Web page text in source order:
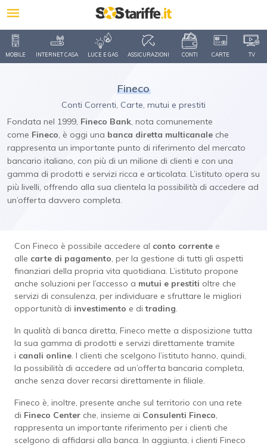
MOBILE INTERNET CASA LUCE E GAS ASSICURAZIONI CONTI CARTE TV
Fineco
Conti Correnti, Carte, mutui e prestiti
Fondata nel 1999, Fineco Bank, nota comunemente
come Fineco, è oggi una banca diretta multicanale che
rappresenta un importante punto di riferimento del mercato
bancario italiano, con più di un milione di clienti e con una
gamma di prodotti e servizi ricca e articolata. L’istituto opera su
più livelli, offrendo alla sua clientela la possibilità di accedere ad
un’offerta davvero completa.
Con Fineco è possibile accedere al conto corrente e
alle carte di pagamento, per la gestione di tutti gli aspetti
finanziari della propria vita quotidiana. L’istituto propone
anche soluzioni per l’accesso a mutui e prestiti oltre che
servizi di consulenza, per individuare e sfruttare le migliori
opportunità di investimento e ditrading.
In qualità di banca diretta, Fineco mette a disposizione tutta
la sua gamma di prodotti e servizi direttamente tramite
i canali online. I clienti che scelgono l’istituto hanno, quindi,
la possibilità di accedere ad un’offerta bancaria completa,
anche senza dover recarsi direttamente in filiale.
Fineco è, inoltre, presente anche sul territorio con una rete
di Fineco Center che, insieme ai Consulenti Fineco,
rappresenta un importante riferimento per i clienti che
scelgono di affidarsi alla banca. In aggiunta, i clienti Fineco